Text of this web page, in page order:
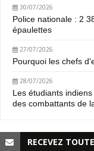
30/07/2026
Police nationale : 2
épaulettes
27/07/2026
Pourquoi les chefs
28/07/2026
Les étudiants
des combattants de
RECEVEZ